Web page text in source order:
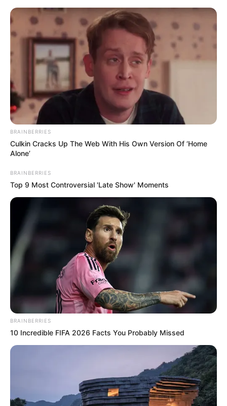
Biscuit
Brincos de Biscuit: Passo a
Passo + Lindas Inspirações
Como Fazer Massa de
Biscuit no Microondas:
Passo a Passo Fácil
Biscuit: Passo a Passo
Completo
BRAINBERRIES
Culkin Cracks Up The Web With His Own Version Of ‘Home
Alone’
BRAINBERRIES
Top 9 Most Controversial 'Late Show' Moments
BRAINBERRIES
10 Incredible FIFA 2026 Facts You Probably Missed